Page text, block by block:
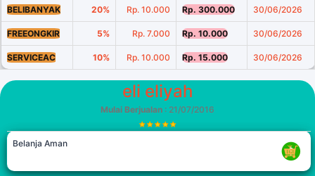
BELIBANYAK 20% Rp. 10.000 Rp. 300.000 30/06/2026
FREEONGKIR 5% Rp. 7.000 Rp. 10.000 30/06/2026
SERVICEAC 10% Rp. 10.000 Rp. 15.000 30/06/2026
eli eliyah
Mulai Berjualan : 21/07/2016
Belanja Aman